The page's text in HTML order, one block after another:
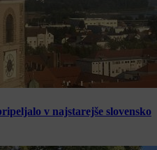
v najstarejše slovensko